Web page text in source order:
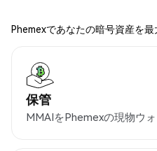
Phemexであなたの暗号資産を最
保管
MMAIをPhemexの現物ウ